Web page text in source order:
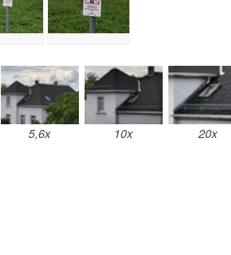
5,6x 10x 20x